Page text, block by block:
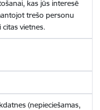
kas jūs interesē
trešo personu
citas vietnes.
(nepieciešamas,